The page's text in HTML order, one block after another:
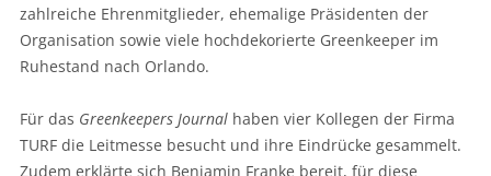
zahlreiche Ehrenmitglieder, ehemalige Präsidenten der
Organisation sowie viele hochdekorierte Greenkeeper im
Ruhestand nach Orlando.
Für das Greenkeepers Journalhaben vier Kollegen der Firma
TURF die Leitmesse besucht und ihre Eindrücke gesammelt.
Zudem erklärte sich Benjamin Franke bereit, für diese